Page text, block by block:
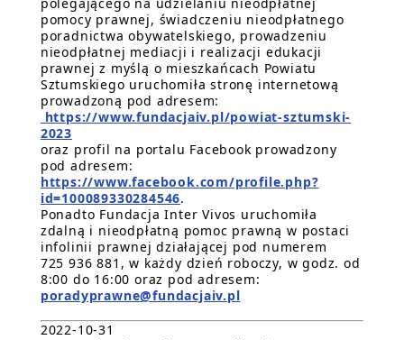
pomocy prawnej, świadczeniu nieodpłatnego
poradnictwa obywatelskiego, prowadzeniu
nieodpłatnej mediacji i realizacji edukacji
prawnej z myślą o mieszkańcach Powiatu
Sztumskiego uruchomiła stronę internetową
prowadzoną pod adresem:
https://www.fundacjaiv.pl/powiat-sztumski-
2023
oraz profil na portalu Facebook prowadzony
pod adresem:
https://www.facebook.com/profile.php?
id=100089330284546.
Ponadto Fundacja Inter Vivos uruchomiła
zdalną i nieodpłatną pomoc prawną w postaci
infolinii prawnej działającej pod numerem
725 936 881, w każdy dzień roboczy, w godz. od
8:00 do 16:00 oraz pod adresem:
poradyprawne@fundacjaiv.pl
2022-10-31